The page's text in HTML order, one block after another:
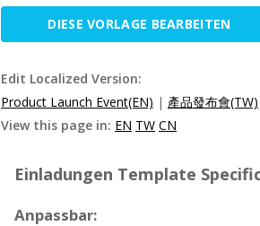
DIESE VORLAGE BEARBEITEN
Edit Localized Version:
Product Launch Event(EN) | 產品發布會(TW)
View this page in: EN TW CN
Einladungen Template
Anpassbar: